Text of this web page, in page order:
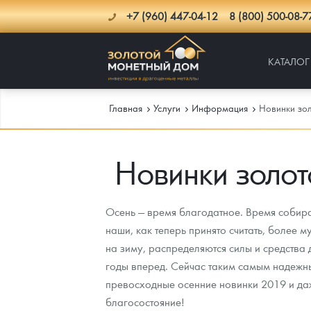
+7 (960) 447-04-12 8 (800) 500-08-
КАТАЛОГ
Каталог Монет
Инвестиционные монеты
Монеты Россия и СССР
Памятные и старинные монеты
Инфо
Как сделать заказ
Подлинность монет
Доставка
Услуги
Главная Услуги Информация Новинки
Новинки
Осень — время благодатное. Время
наши, как теперь принято считать,
на зиму, распределяются силы и
годы вперед. Сейчас таким самым
превосходные осенние новинки 2019 и
благосостояние!